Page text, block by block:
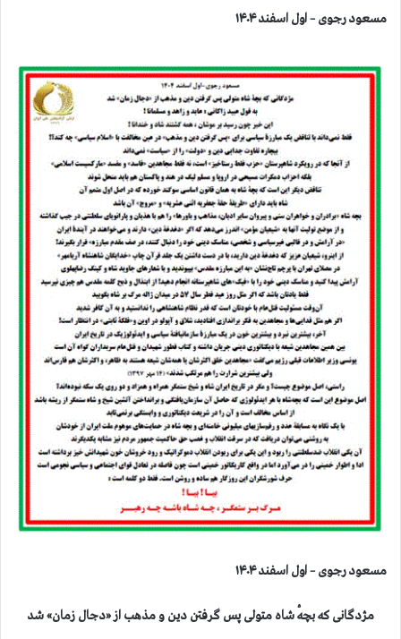
مسعود رجوی – اول اسفند ۱۴۰۴
مسعود رجوی – اول اسفند ۱۴۰۴
مژدگانی که بچهٔ شاه متولی پس گرفتن دین و مذهب از «دجال زمان» شد